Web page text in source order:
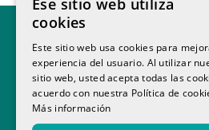
Contacta Política de
Ese sitio web utiliza
cookies
Este sitio web usa cookies para
experiencia del usuario. Al utilizar
sitio web, usted acepta todas las
acuerdo con nuestra Política de
Más información